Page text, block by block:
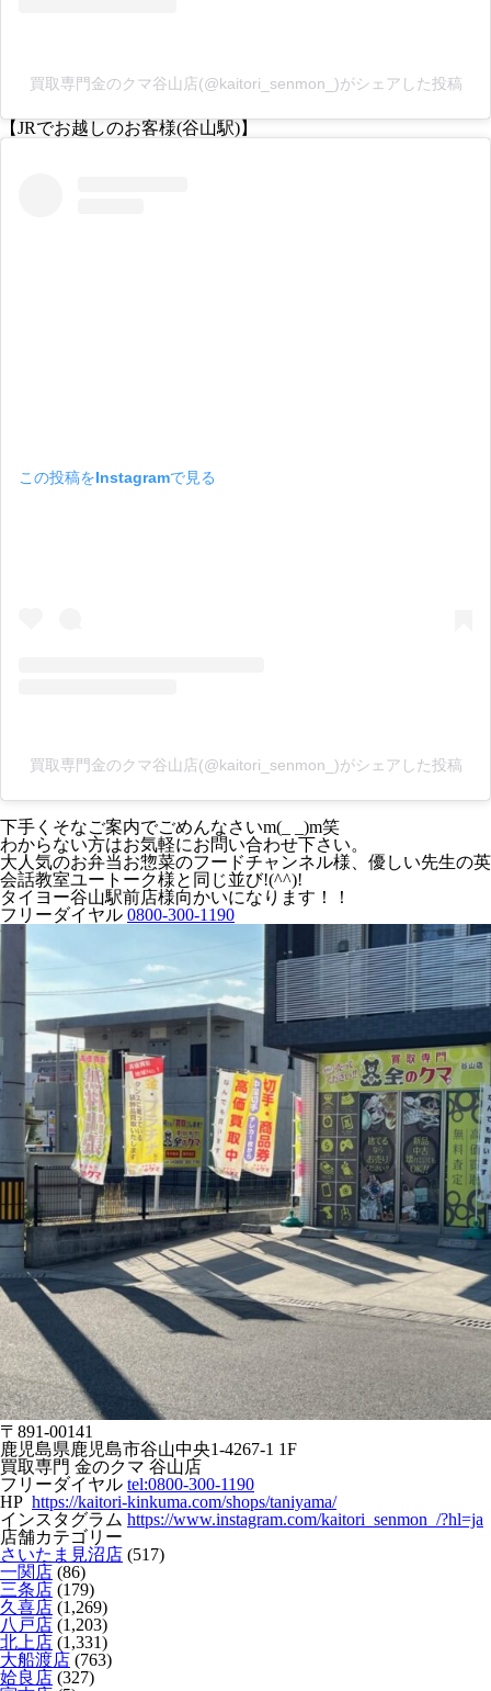
買取専門金のクマ谷山店(@kaitori_senmon_)がシェアした投稿
【JRでお越しのお客様(谷山駅)】
この投稿をInstagramで見る
買取専門金のクマ谷山店(@kaitori_senmon_)がシェアした投稿
下手くそなご案内でごめんなさいm(_ _)m笑
わからない方はお気軽にお問い合わせ下さい。
大人気のお弁当お惣菜のフードチャンネル様、優しい先生の英
会話教室ユートーク様と同じ並び!(^^)!
タイヨー谷山駅前店様向かいになります！！
フリーダイヤル 0800-300-1190
〒891-00141
鹿児島県鹿児島市谷山中央1-4267-1 1F
買取専門 金のクマ 谷山店
フリーダイヤル tel:0800-300-1190
HP https://kaitori-kinkuma.com/shops/taniyama/
インスタグラム https://www.instagram.com/kaitori_senmon_/?hl=ja
店舗カテゴリー
さいたま見沼店 (517)
一関店 (86)
三条店 (179)
久喜店 (1,269)
八戸店 (1,203)
北上店 (1,331)
大船渡店 (763)
姶良店 (327)